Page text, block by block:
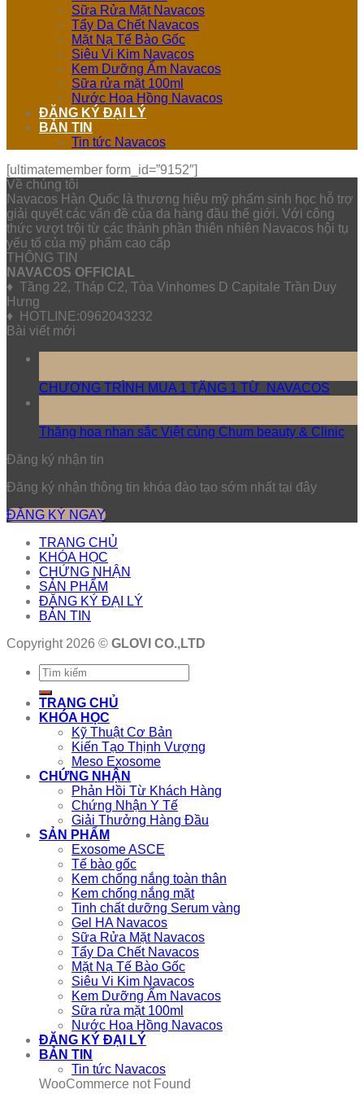
Sữa Rửa Mặt Navacos
Tẩy Da Chết Navacos
Mặt Nạ Tế Bào Gốc
Siêu Vi Kim Navacos
Kem Dưỡng Ẩm Navacos
Sữa rửa mặt 100ml
Nước Hoa Hồng Navacos
ĐĂNG KÝ ĐẠI LÝ
BẢN TIN
Tin tức Navacos
[ultimatemember form_id=”9152″]
Về chúng tôi
Navacos Hàn Quốc là thương hiệu mỹ phẩm sinh học hỗ trợ
giải quyết các vấn đề của da hàng đầu thế giới. Với công
thức vượt trội từ các thành phần thiên nhiên Navacos hội tụ
yếu tố của mỹ phẩm cao cấp
THÔNG TIN
NAVACOS OFFICIAL
♦ Tầng 22, Tháp C2, Tòa Vinhomes D Capitale Trần Duy
Hưng
♦ HOTLINE:0962043232
Bài viết mới
CHƯƠNG TRÌNH MUA 1 TẶNG 1 TỪ NAVACOS
Thăng hoa nhan sắc Việt cùng Chum beauty & Clinic
Đăng ký nhận tin
Đăng ký nhận thông tin khóa đào tạo sớm nhất tại đây
ĐĂNG KÝ NGAY
TRANG CHỦ
KHÓA HỌC
CHỨNG NHẬN
SẢN PHẨM
ĐĂNG KÝ ĐẠI LÝ
BẢN TIN
Copyright 2026 © GLOVI CO.,LTD
TRANG CHỦ
KHÓA HỌC
Kỹ Thuật Cơ Bản
Kiến Tạo Thịnh Vượng
Meso Exosome
CHỨNG NHẬN
Phản Hồi Từ Khách Hàng
Chứng Nhận Y Tế
Giải Thưởng Hàng Đầu
SẢN PHẨM
Exosome ASCE
Tế bào gốc
Kem chống nắng toàn thân
Kem chống nắng mặt
Tinh chất dưỡng Serum vàng
Gel HA Navacos
Sữa Rửa Mặt Navacos
Tẩy Da Chết Navacos
Mặt Nạ Tế Bào Gốc
Siêu Vi Kim Navacos
Kem Dưỡng Ẩm Navacos
Sữa rửa mặt 100ml
Nước Hoa Hồng Navacos
ĐĂNG KÝ ĐẠI LÝ
BẢN TIN
Tin tức Navacos
WooCommerce not Found